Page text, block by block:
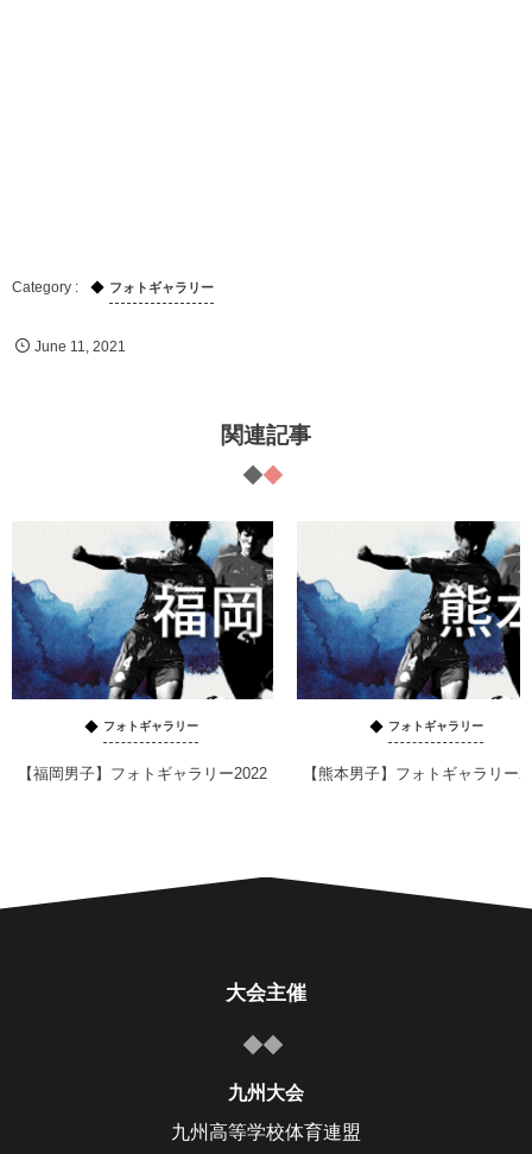
フォトギャラリー
June 11 ,2021
関連記事
フォトギャラリー
【福岡男子】フォトギャラリー2022
フォトギャラリー
【熊本男子】フォトギャラリー
大会主催
九州大会
九州高等学校体育連盟